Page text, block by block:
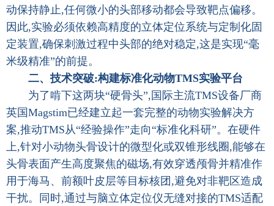
动保持静止,任何微小的头部移动都会导致靶点偏移。
因此,实验必须依赖高精度的立体定位系统与定制化固
定装置,确保刺激过程中头部的绝对稳定,这是实现“毫
米级精准”的前提。
二、技术突破:构建标准化动物TMS实验平台
为了啃下这两块“硬骨头”,国际主流TMS设备厂商
英国Magstim已经建立起一套完整的动物实验解决方
案,推动TMS从“经验操作”走向“标准化科研”。在硬件
上,针对小动物头骨设计的微型化或双锥形线圈,能够在
头骨表面产生高度聚焦的磁场,有效穿透颅骨并精准作
用于海马、前额叶皮层等目标核团,避免对非靶区造成
干扰。同时,通过与脑立体定位仪无缝对接的TMS适配